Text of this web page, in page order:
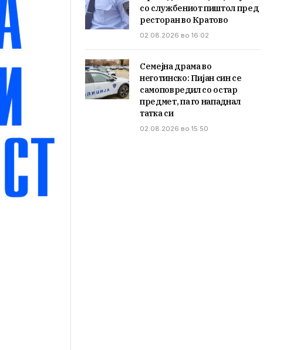
со службениот пиштол пред
ресторан во Кратово
02.08.2026 во 16:02
Семејна драма во
неготинско: Пијан син се
самоповредил со остар
предмет, па го нападнал
татка си
02.08.2026 во 15:50